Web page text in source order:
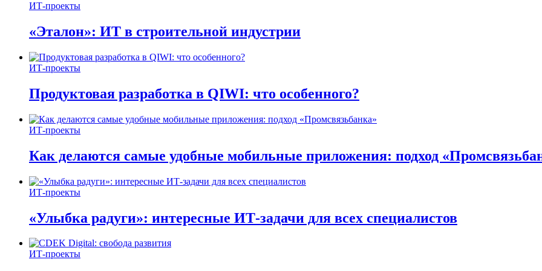
ИТ-проекты
«Эталон»: ИТ в строительной индустрии
ИТ-проекты
Продуктовая разработка в QIWI: что особенного?
ИТ-проекты
Как делаются самые удобные мобильные приложения: подход
ИТ-проекты
«Улыбка радуги»: интересные ИТ-задачи для всех специалистов
ИТ-проекты